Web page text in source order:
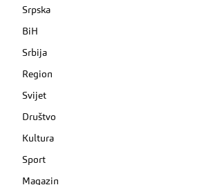
Srpska
BiH
Srbija
Region
Svijet
Društvo
Kultura
Sport
Magazin